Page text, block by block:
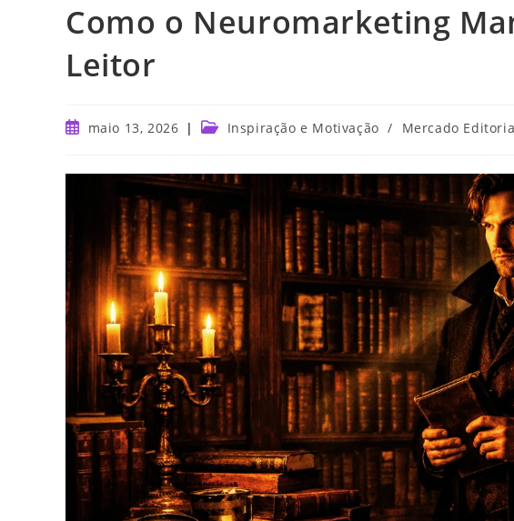
Como o Neuromarketing
Leitor
maio 13, 2026 Inspiração e Motivação / Mercado